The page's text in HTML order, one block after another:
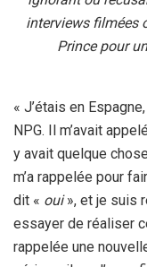
interviews filmées
Prince pour
« J’étais en
NPG. Il m’avait
y avait quelque
m’a rappelée pour
dit « oui», et je suis
essayer de réaliser
rappelée une